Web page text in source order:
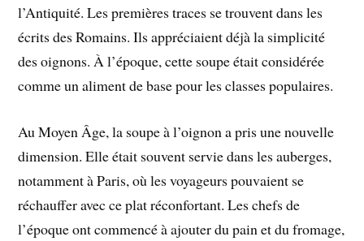
l’Antiquité. Les premières traces se trouvent dans les
écrits des Romains. Ils appréciaient déjà la simplicité
des oignons. À l’époque, cette soupe était considérée
comme un aliment de base pour les classes populaires.
Au Moyen Âge, la soupe à l’oignon a pris une nouvelle
dimension. Elle était souvent servie dans les auberges,
notamment à Paris, où les voyageurs pouvaient se
réchauffer avec ce plat réconfortant. Les chefs de
l’époque ont commencé à ajouter du pain et du fromage,